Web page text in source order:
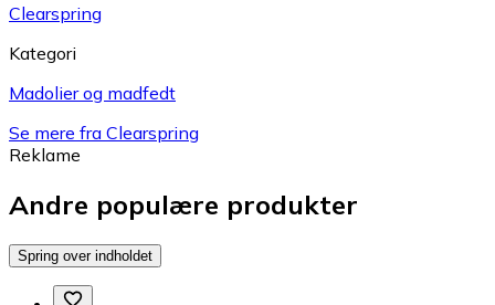
Clearspring
Kategori
Madolier og madfedt
Se mere fra Clearspring
Reklame
Andre populære produkter
Spring over indholdet